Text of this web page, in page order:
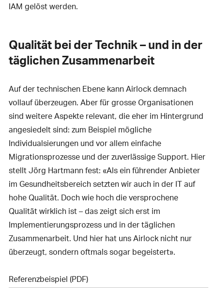
IAM gelöst werden.
Qualität bei der Technik – und in der
täglichen Zusammenarbeit
Auf der technischen Ebene kann Airlock demnach
vollauf überzeugen. Aber für grosse Organisationen
sind weitere Aspekte relevant, die eher im Hintergrund
angesiedelt sind: zum Beispiel mögliche
Individualsierungen und vor allem einfache
Migrationsprozesse und der zuverlässige Support. Hier
stellt Jörg Hartmann fest: «Als ein führender Anbieter
im Gesundheitsbereich setzten wir auch in der IT auf
hohe Qualität. Doch wie hoch die versprochene
Qualität wirklich ist – das zeigt sich erst im
Implementierungsprozess und in der täglichen
Zusammenarbeit. Und hier hat uns Airlock nicht nur
überzeugt, sondern oftmals sogar begeistert».
Referenzbeispiel (PDF)